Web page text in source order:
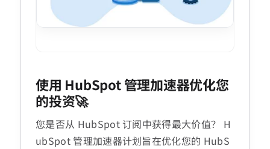
使用 HubSpot 管理加速器优化您
的投资🚀
您是否从 HubSpot 订阅中获得最大价值？ H
ubSpot 管理加速器计划旨在优化您的 HubS